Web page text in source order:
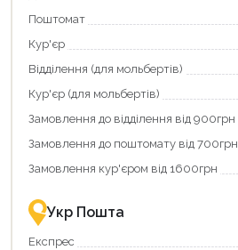
карту
щоб
зекономити
та
отримати
переваги!
картою
єКнига
–
зручно
та
Поштомат
Кур'єр
Відділення (для мольбертів)
Кур'єр (для мольбертів)
Замовлення до відділення від 900грн
Замовлення до поштомату від 700грн
Замовлення кур'єром від 1600грн
Укр Пошта
Експрес